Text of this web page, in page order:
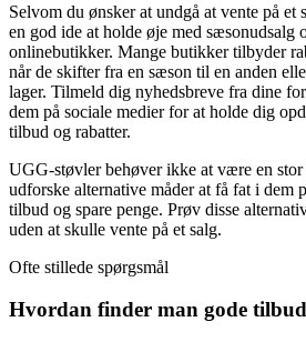
Selvom du ønsker at undgå at vente på et
en god ide at holde øje med sæsonudsalg
onlinebutikker. Mange butikker tilbyder
når de skifter fra en sæson til en anden
lager. Tilmeld dig nyhedsbreve fra dine
dem på sociale medier for at holde dig
tilbud og rabatter.
UGG-støvler behøver ikke at være en stor
udforske alternative måder at få fat i dem
tilbud og spare penge. Prøv disse
uden at skulle vente på et salg.
Ofte stillede spørgsmål
Hvordan finder man gode